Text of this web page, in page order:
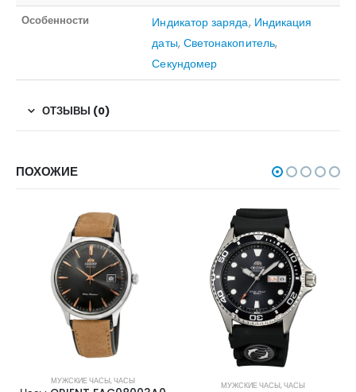
Особенности Индикатор заряда, Индикация
даты, Светонакопитель,
Секундомер
ОТЗЫВЫ (0)
ПОХОЖИЕ
МУЖСКИЕ ЧАСЫ,ЧАСЫ МУЖСКИЕ ЧАСЫ,ЧАСЫ